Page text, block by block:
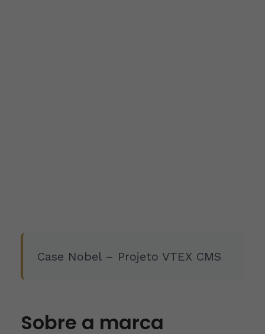
Case Nobel – Projeto VTEX CMS
Sobre a marca